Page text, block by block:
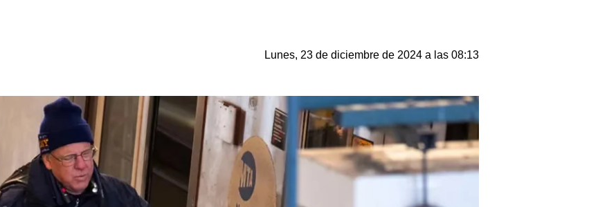
Lunes, 23 de diciembre de 2024 a las 08:13